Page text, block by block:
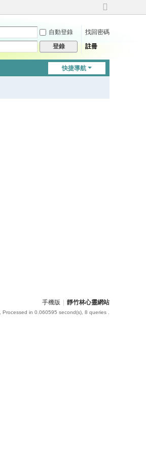
切
到
自動登錄
找回密碼
登錄 註冊
快捷導航
手機版 靜竹林心靈網站
, Processed in 0.060595 second(s), 8 queries .